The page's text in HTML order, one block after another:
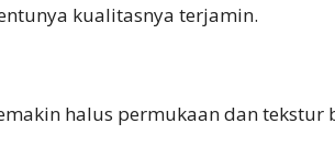
kualitasnya terjamin.
halus permukaan dan tekstur